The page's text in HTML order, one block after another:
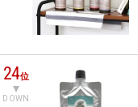
24位
DOWN